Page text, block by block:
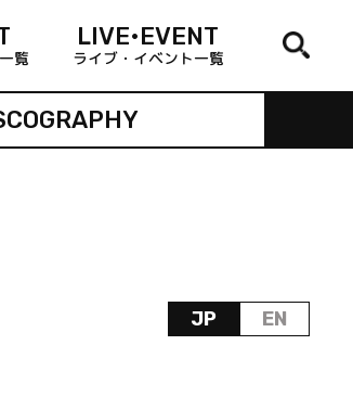
覧
LIVE•EVENT
ライブ・イベント一覧
JP EN